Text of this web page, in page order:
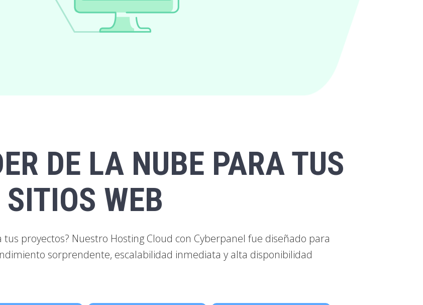
DE LA NUBE PARA TUS
SITIOS WEB
proyectos? Nuestro Hosting Cloud con Cyberpanel fue diseñado para
sorprendente, escalabilidad inmediata y alta disponibilidad